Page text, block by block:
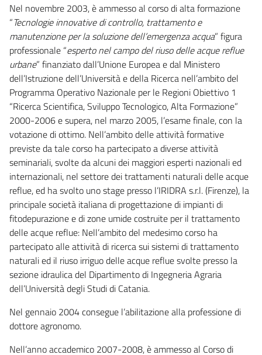
Nel novembre 2003, è ammesso al corso di alta formazione
“Tecnologie innovative di controllo, trattamento e
manutenzione per la soluzione dell’emergenza acqua” figura
professionale “esperto nel campo del riuso delle acque reflue
urbane” finanziato dall’Unione Europea e dal Ministero
dell’Istruzione dell’Università e della Ricerca nell’ambito del
Programma Operativo Nazionale per le Regioni Obiettivo 1
“Ricerca Scientifica, Sviluppo Tecnologico, Alta Formazione”
2000-2006 e supera, nel marzo 2005, l’esame finale, con la
votazione di ottimo. Nell’ambito delle attività formative
previste da tale corso ha partecipato a diverse attività
seminariali, svolte da alcuni dei maggiori esperti nazionali ed
internazionali, nel settore dei trattamenti naturali delle acque
reflue, ed ha svolto uno stage presso l’IRIDRA s.r.l. (Firenze), la
principale società italiana di progettazione di impianti di
fitodepurazione e di zone umide costruite per il trattamento
delle acque reflue: Nell’ambito del medesimo corso ha
partecipato alle attività di ricerca sui sistemi di trattamento
naturali ed il riuso irriguo delle acque reflue svolte presso la
sezione idraulica del Dipartimento di Ingegneria Agraria
dell’Università degli Studi di Catania.
Nel gennaio 2004 consegue l’abilitazione alla professione di
dottore agronomo.
Nell’anno accademico 2007-2008, è ammesso al Corso di